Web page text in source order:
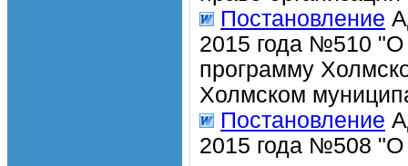
Постановление
2015 года №510 "О
программу
Холмском
Постановление
2015 года №508 "О